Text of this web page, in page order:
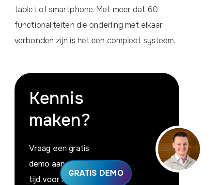
tablet of smartphone. Met meer dat 60
functionaliteiten die onderling met elkaar
verbonden zijn is het een compleet systeem.
Kennis
maken?
Vraag een gratis
demo aan en maak
tijd voor het échte
GRATIS DEMO